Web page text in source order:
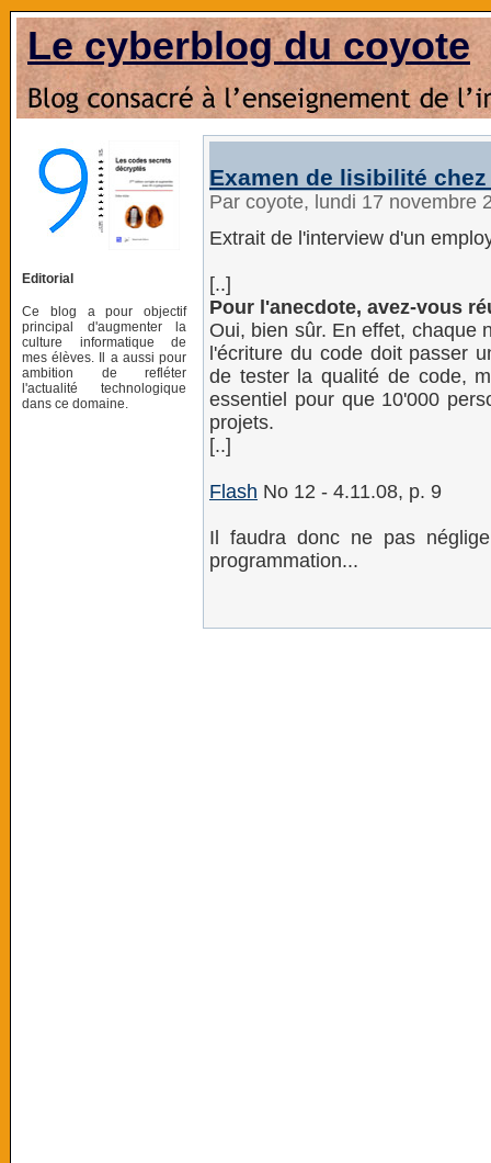
Le cyberblog du coyote
Editorial
Ce blog a pour objectif
principal d'augmenter la
culture informatique de
mes élèves. Il a aussi pour
ambition de refléter
l'actualité technologique
dans ce domaine.
Examen de lisibilité
Par coyote, lundi 17 novembre
Extrait de l'interview d'un
[..]
Pour l'anecdote, avez-vous
Oui, bien sûr. En effet, chaque
l'écriture du code doit passer
de tester la qualité de code,
essentiel pour que 10'000
projets.
[..]
Flash No 12 - 4.11.08, p. 9
Il faudra donc ne pas
programmation...